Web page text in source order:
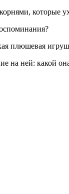
которые
плюшевая
на ней: какой